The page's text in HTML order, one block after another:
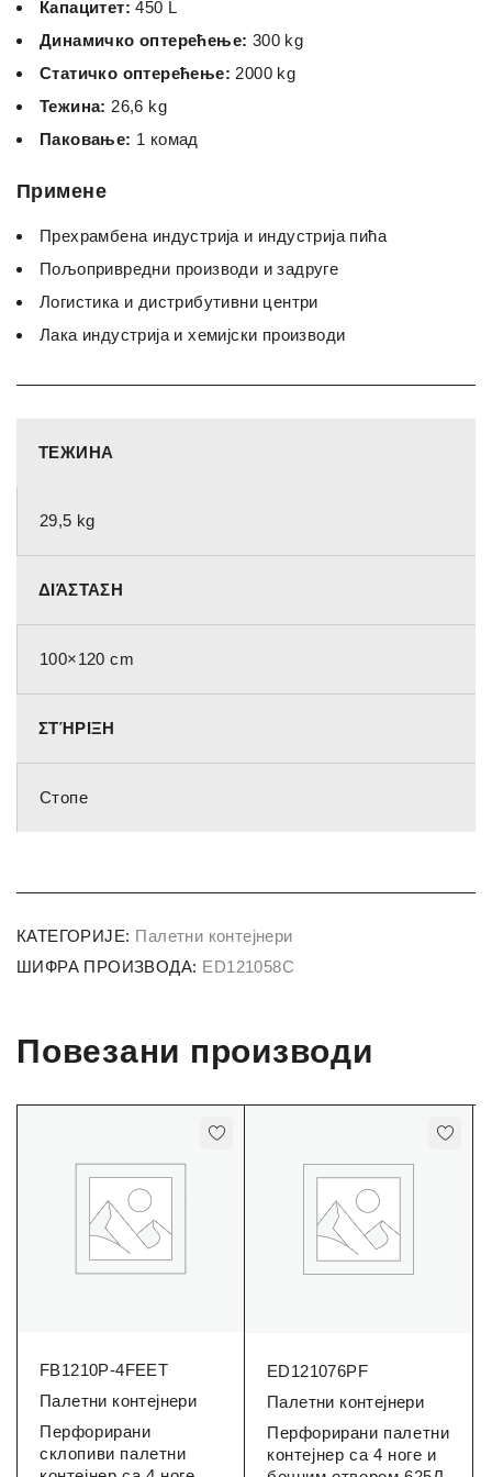
Капацитет: 450 L
Динамичко оптерећење: 300 kg
Статичко оптерећење: 2000 kg
Тежина: 26,6 kg
Паковање: 1 комад
Примене
Прехрамбена индустрија и индустрија пића
Пољопривредни производи и задруге
Логистика и дистрибутивни центри
Лака индустрија и хемијски производи
ТЕЖИНА
29,5 kg
ΔΙΆΣΤΑΣΗ
100×120 cm
ΣΤΉΡΙΞΗ
Стопе
КАТЕГОРИЈЕ: Палетни контејнери
ШИФРА ПРОИЗВОДА: ED121058C
Повезани производи
FB1210P-4FEET
Палетни контејнери
Перфорирани
склопиви палетни
ED121076PF
Палетни контејнери
Перфорирани палетни
контејнер са 4 ноге и